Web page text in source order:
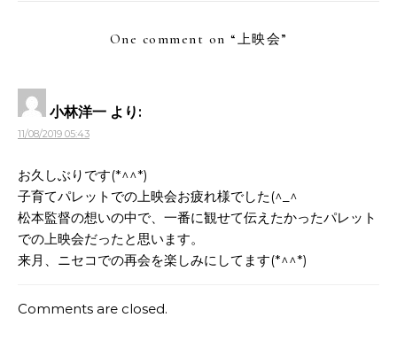
One comment on “上映会”
小林洋一 より:
11/08/2019 05:43
お久しぶりです(*^^*)
子育てパレットでの上映会お疲れ様でした(^_^ゞ
松本監督の想いの中で、一番に観せて伝えたかったパレット
での上映会だったと思います。
来月、ニセコでの再会を楽しみにしてます(*^^*)
Comments are closed.